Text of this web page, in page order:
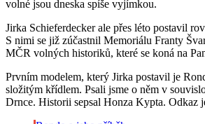
volné jsou dneska spíše vyjímkou.
Jirka Schieferdecker ale přes léto postavil
S nimi se již zúčastnil Memoriálu Franty
MČR volných historiků, které se koná na
Prvním modelem, který Jirka postavil je
složitým křídlem. Psali jsme o něm v
Drnce. Historii sepsal Honza Kypta. Odkaz